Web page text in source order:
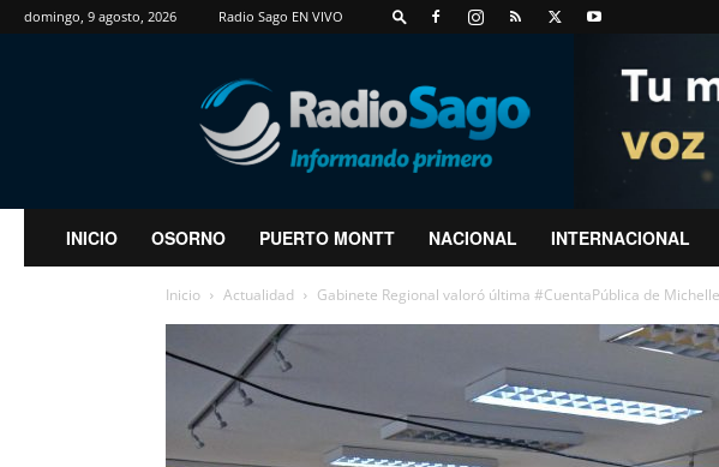
domingo, 9 agosto, 2026 Radio Sago EN VIVO
RadioSago
INICIO OSORNO PUERTO MONTT NACIONAL INTERNACIONAL
Inicio Actualidad Gabinete Regional valoró última #CuentaPública de